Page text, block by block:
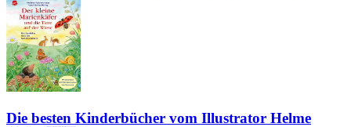
Die besten Kinderbücher vom Illustrator Helme